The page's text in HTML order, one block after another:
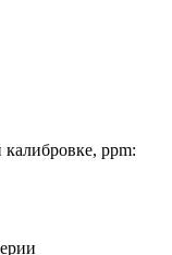
ppm: